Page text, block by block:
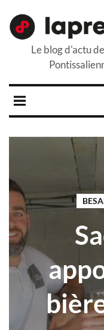
Le blog d'actu